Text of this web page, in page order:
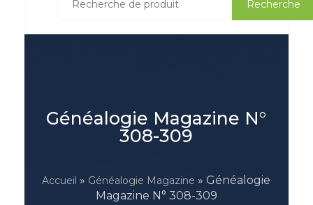
pour :
Recherche
Généalogie Magazine N°
308-309
Accueil » Généalogie Magazine » Généalogie
Magazine N° 308-309